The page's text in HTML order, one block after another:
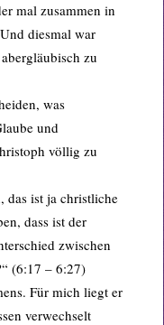
mal zusammen in
diesmal war
zu
was
und
völlig zu
das ist ja christliche
dass ist der
zwischen
(6:17 – 6:27)
Für mich liegt er
verwechselt